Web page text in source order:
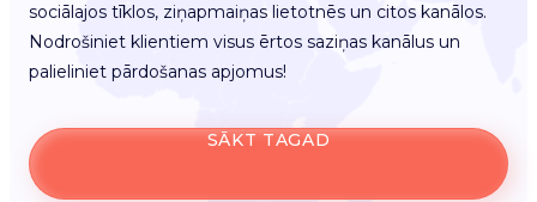
sociālajos tīklos, ziņapmaiņas lietotnēs un citos kanālos.
Nodrošiniet klientiem visus ērtos saziņas kanālus un
palieliniet pārdošanas apjomus!
SĀKT TAGAD